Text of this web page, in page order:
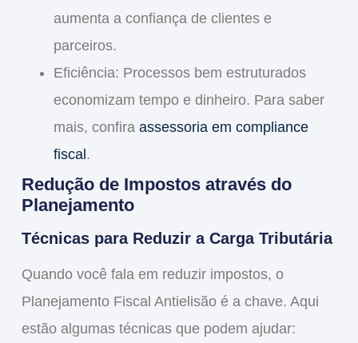
aumenta a confiança de clientes e
parceiros.
Eficiência: Processos bem estruturados
economizam tempo e dinheiro. Para saber
mais, confira assessoria em compliance
fiscal.
Redução de Impostos através do
Planejamento
Técnicas para Reduzir a Carga Tributária
Quando você fala em reduzir impostos, o
Planejamento Fiscal Antielisãoé a chave. Aqui
estão algumas técnicas que podem ajudar: